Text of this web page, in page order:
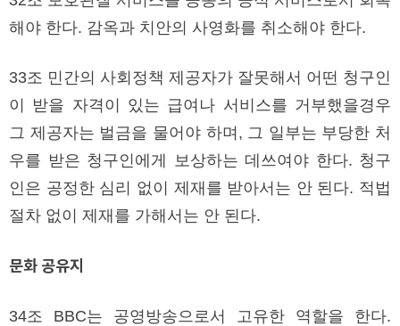
해야 한다. 감옥과 치안의 사영화를 취소해야 한다.
33조 민간의 사회정책 제공자가 잘못해서 어떤 청구인
이 받을 자격이 있는 급여나 서비스를 거부했을경우
그 제공자는 벌금을 물어야 하며, 그 일부는 부당한 처
우를 받은 청구인에게 보상하는 데쓰여야 한다. 청구
인은 공정한 심리 없이 제재를 받아서는 안 된다. 적법
절차 없이 제재를 가해서는 안 된다.
문화 공유지
34조 BBC는 공영방송으로서 고유한 역할을 한다.